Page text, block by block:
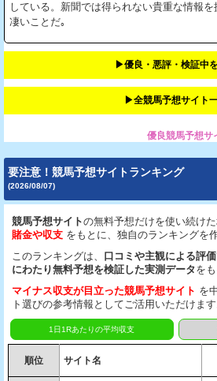
している。新聞では得られない貴重な情報
凄いことだ｡
▶︎優良・悪評・検証中
▶︎全競馬予想サイト
優良競馬予想サ
要注意！競馬予想サイトランキング
(2026/08/07)
競馬予想サイトの無料予想だけを使い続けた
賭金や収支 をもとに、独自のランキングを
このランキングは、 口コミや主観による評
にわたり無料予想を検証した実測データを
マイナス収支が目立った競馬予想サイト を
ト選びの参考情報としてご活用いただけます
1日1Rあたりの平均収支
順位 サイト名